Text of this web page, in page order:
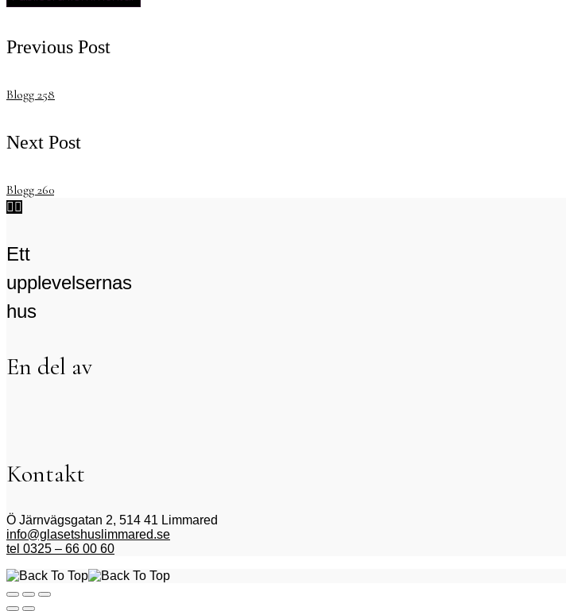
Previous Post
Blogg 258
Next Post
Blogg 260
 
Ett
upplevelsernas
hus
En del av
Kontakt
Ö Järnvägsgatan 2, 514 41 Limmared
info@glasetshuslimmared.se
tel 0325 – 66 00 60